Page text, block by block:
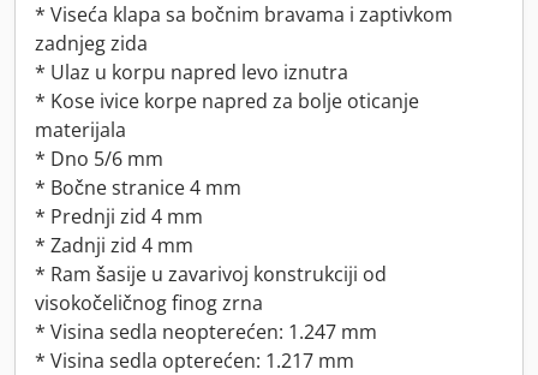
* Viseća klapa sa bočnim bravama i zaptivkom
zadnjeg zida
* Ulaz u korpu napred levo iznutra
* Kose ivice korpe napred za bolje oticanje
materijala
* Dno 5/6 mm
* Bočne stranice 4 mm
* Prednji zid 4 mm
* Zadnji zid 4 mm
* Ram šasije u zavarivoj konstrukciji od
visokočeličnog finog zrna
* Visina sedla neopterećen: 1.247 mm
* Visina sedla opterećen: 1.217 mm